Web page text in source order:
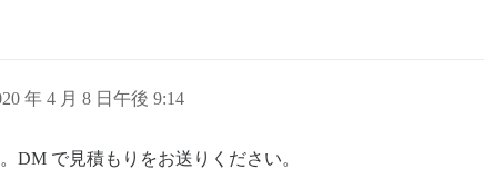
年 4 月 8 日午後 9:14
DM で見積もりをお送りください。